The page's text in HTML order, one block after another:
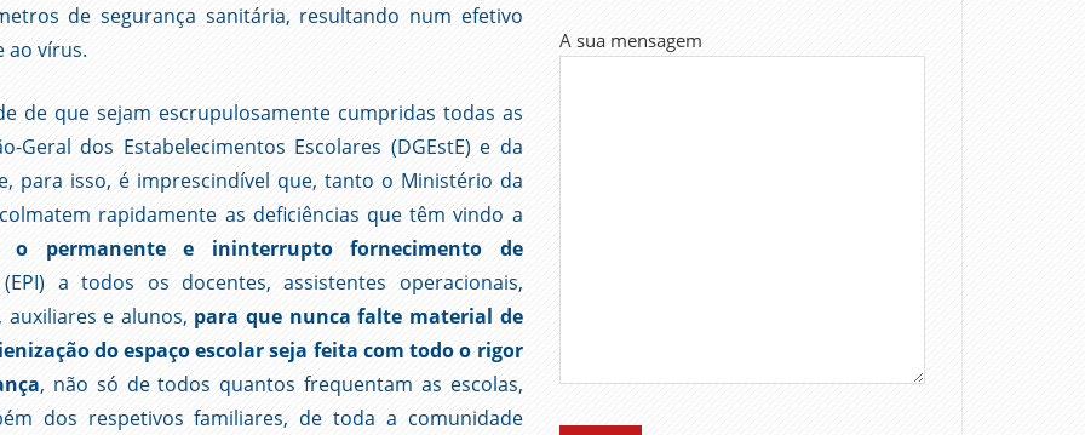
de segurança sanitária, resultando num efetivo
ao vírus.
de que sejam escrupulosamente cumpridas todas as
Geral dos Estabelecimentos Escolares (DGEstE) e da
para isso, é imprescindível que, tanto o Ministério da
rapidamente as deficiências que têm vindo a
o permanente e ininterrupto fornecimento de
(EPI) a todos os docentes, assistentes operacionais,
e alunos, para que nunca falte material de
do espaço escolar seja feita com todo o rigor
, não só de todos quantos frequentam as escolas,
dos respetivos familiares, de toda a comunidade
A sua mensagem